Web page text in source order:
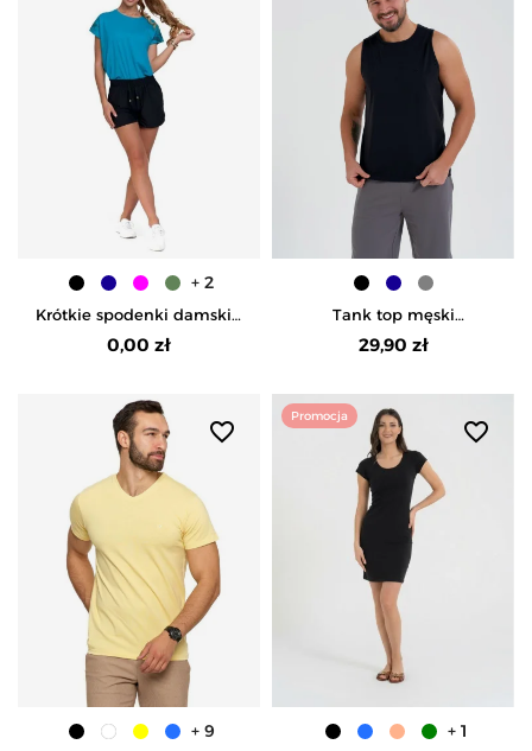
Krótkie spodenki damskie
szorty gładkie - BLACK
0,00 zł
+ 2
Tank top męski
bawełniany koszulka bez
rękawów - CZARNY
29,90 zł
favorite_border
+ 9
Promocja
favorite_border
+ 1